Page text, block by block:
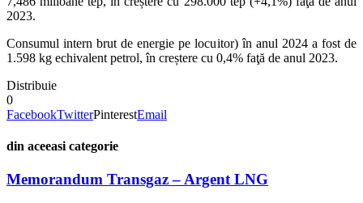
2023.
Consumul intern brut de energie pe locuitor) în anul 2024 a fost de
1.598 kg echivalent petrol, în creștere cu 0,4% faţă de anul 2023.
Distribuie
0
FacebookTwitterPinterestEmail
din aceeasi categorie
Memorandum Transgaz – Argent LNG